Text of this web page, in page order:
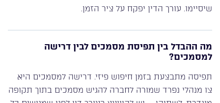
שיסיימו. עורך הדין יפקח על ציר הזמן.
מה ההבדל בין תפיסת מסמכים לבין דרישה
למסמכים?
תפיסה מתבצעת בזמן חיפוש פיזי. דרישה למסמכים היא
צו מנהלי נפרד שמורה לחברה להגיש מסמכים בתוך תקופה